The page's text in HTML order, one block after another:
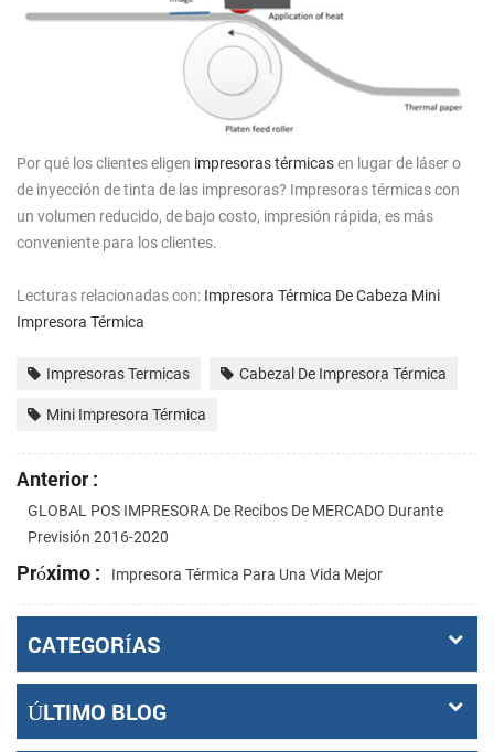
Por qué los clientes eligen impresoras térmicasen lugar de láser o
de inyección de tinta de las impresoras? Impresoras térmicas con
un volumen reducido, de bajo costo, impresión rápida, es más
conveniente para los clientes.
Lecturas relacionadas con: Impresora Térmica De Cabeza Mini
Impresora Térmica
Impresoras Termicas Cabezal De Impresora Térmica
Mini Impresora Térmica
Anterior :
GLOBAL POS IMPRESORA De Recibos De MERCADO Durante
Previsión 2016-2020
Próximo : Impresora Térmica Para Una Vida Mejor
CATEGORÍAS
ÚLTIMO BLOG